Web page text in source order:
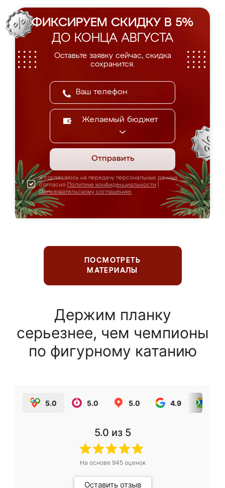
ФИКСИРУЕМ СКИДКУ В 5%
ДО КОНЦА АВГУСТА
Оставьте заявку сейчас, скидка
сохранится.
Желаемый бюджет
Отправить
Я соглашаюсь на передачу персональных данных
согласно Политике конфиденциальности
Пользовательскому соглашению
ПОСМОТРЕТЬ
МАТЕРИАЛЫ
Держим планку
серьезнее, чем чемпионы
по фигурному катанию
5.0 5.0 5.0 4.9
5.0 из 5
На основе 945оценок
Оставить отзыв